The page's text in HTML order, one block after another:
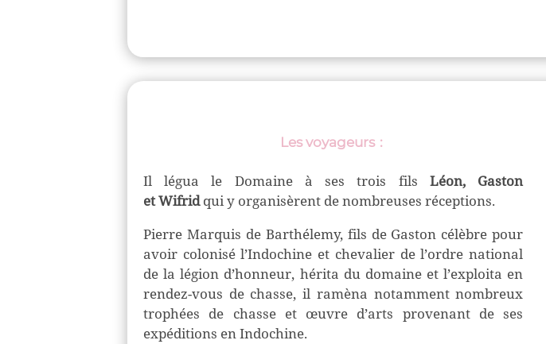
Les voyageurs :
Il légua le Domaine à ses trois fils Léon, Gaston
et Wifrid qui y organisèrent de nombreuses réceptions.
Pierre Marquis de Barthélemy, fils de Gaston célèbre pour
avoir colonisé l’Indochine et chevalier de l’ordre national
de la légion d’honneur, hérita du domaine et l’exploita en
rendez-vous de chasse, il ramèna notamment nombreux
trophées de chasse et œuvre d’arts provenant de ses
expéditions en Indochine.